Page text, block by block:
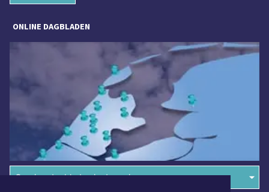
ONLINE DAGBLADEN
Overige dagbladen in de regio